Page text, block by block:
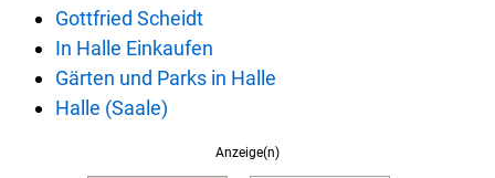
Gottfried Scheidt
In Halle Einkaufen
Gärten und Parks in Halle
Halle (Saale)
Anzeige(n)